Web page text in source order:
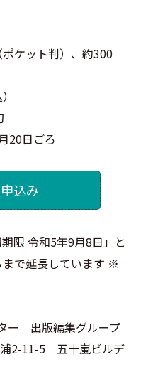
ケット判）、約300
20日ごろ
込み
限 令和5年9月8日」と
で延長しています ※
ー 出版編集グループ
2-11-5 五十嵐ビルデ